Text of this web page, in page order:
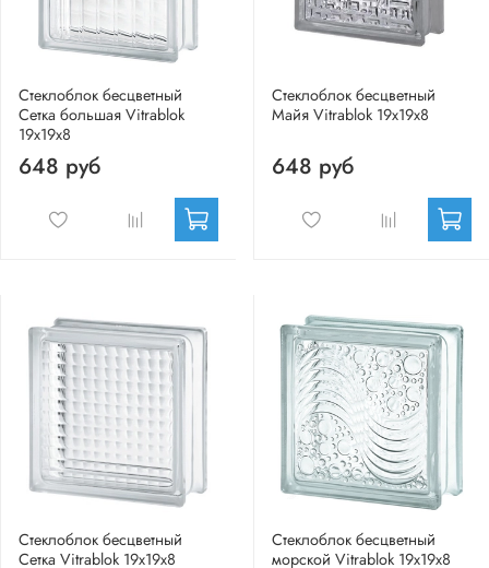
Стеклоблок бесцветный
Сетка большая Vitrablok
19х19х8
648 руб
Стеклоблок бесцветный
Майя Vitrablok 19х19х8
648 руб
Стеклоблок бесцветный
Сетка Vitrablok 19х19х8
Стеклоблок бесцветный
морской Vitrablok 19х19х8